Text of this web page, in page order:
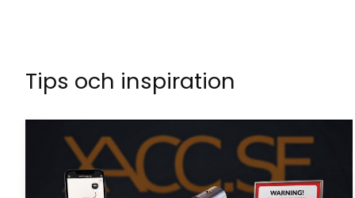
Tips och inspiration